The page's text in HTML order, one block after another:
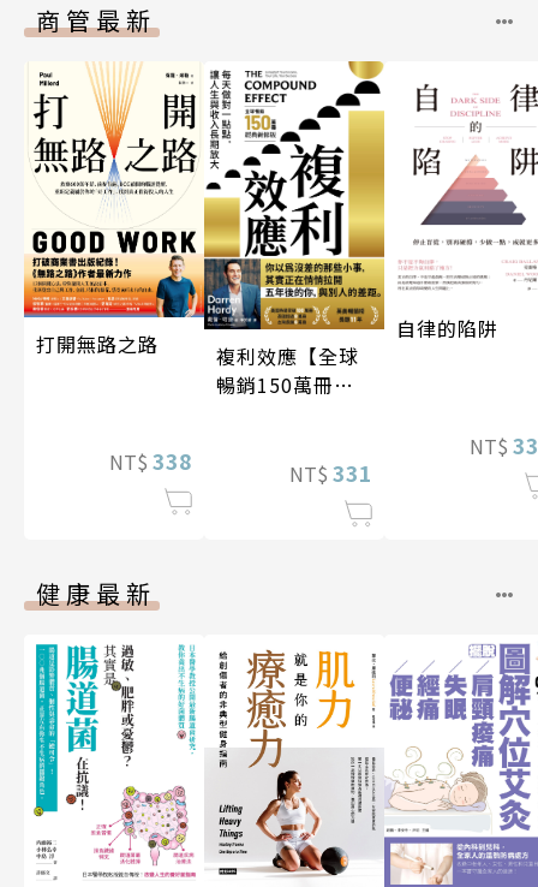
商管最新
打開無路之路
NT$ 338
複利效應【全球
暢銷150萬冊・
NT$ 331
自律的陷阱
NT$
健康最新